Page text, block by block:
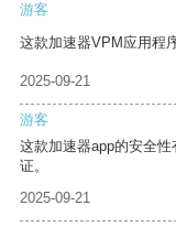
游客
这款加速器VPM应用程
2025-09-21
游客
这款加速器app的安全
证。
2025-09-21